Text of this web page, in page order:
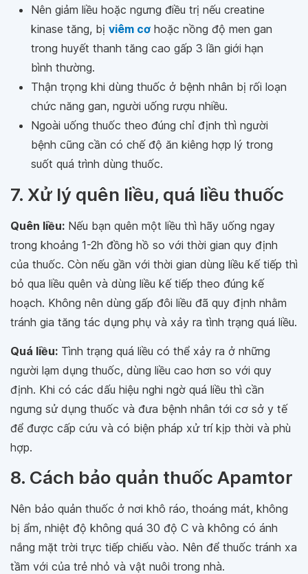
Nên giảm liều hoặc ngưng điều trị nếu creatine
kinase tăng, bị viêm cơ hoặc nồng độ men gan
trong huyết thanh tăng cao gấp 3 lần giới hạn
bình thường.
Thận trọng khi dùng thuốc ở bệnh nhân bị rối loạn
chức năng gan, người uống rượu nhiều.
Ngoài uống thuốc theo đúng chỉ định thì người
bệnh cũng cần có chế độ ăn kiêng hợp lý trong
suốt quá trình dùng thuốc.
7. Xử lý quên liều, quá liều thuốc
Quên liều: Nếu bạn quên một liều thì hãy uống ngay
trong khoảng 1-2h đồng hồ so với thời gian quy định
của thuốc. Còn nếu gần với thời gian dùng liều kế tiếp thì
bỏ qua liều quên và dùng liều kế tiếp theo đúng kế
hoạch. Không nên dùng gấp đôi liều đã quy định nhằm
tránh gia tăng tác dụng phụ và xảy ra tình trạng quá liều.
Quá liều: Tình trạng quá liều có thể xảy ra ở những
người lạm dụng thuốc, dùng liều cao hơn so với quy
định. Khi có các dấu hiệu nghi ngờ quá liều thì cần
ngưng sử dụng thuốc và đưa bệnh nhân tới cơ sở y tế
để được cấp cứu và có biện pháp xử trí kịp thời và phù
hợp.
8. Cách bảo quản thuốc Apamtor
Nên bảo quản thuốc ở nơi khô ráo, thoáng mát, không
bị ẩm, nhiệt độ không quá 30 độ C và không có ánh
nắng mặt trời trực tiếp chiếu vào. Nên để thuốc tránh xa
tầm với của trẻ nhỏ và vật nuôi trong nhà.